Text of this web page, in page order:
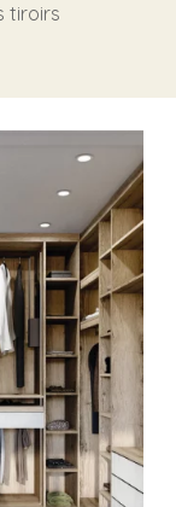
tiroirs